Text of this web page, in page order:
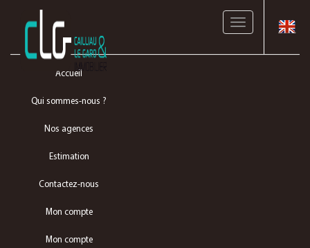
Toggle
Accueil
Qui sommes-nous ?
Nos agences
Estimation
Contactez-nous
Mon compte
Mon compte